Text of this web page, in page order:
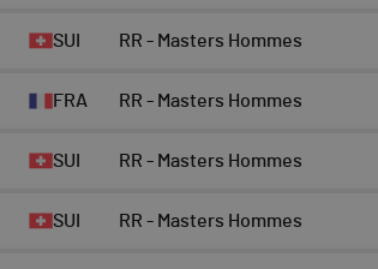
SUI RR - Masters Hommes
FRA RR - Masters Hommes
SUI RR - Masters Hommes
SUI RR - Masters Hommes